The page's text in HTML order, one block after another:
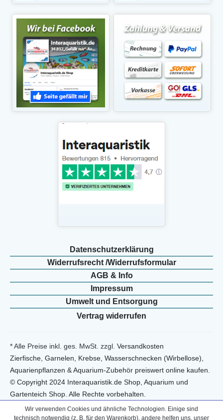
Daten­schutz­erklärung
Widerrufs­recht /Widerrufs­formular
AGB & Info
Impressum
Umwelt und Entsorgung
Vertrag widerrufen
* Alle Preise inkl. ges. MwSt. zzgl. Versandkosten
Zierfische, Garnelen, Krebse, Wasserschnecken (Wirbellose),
Aquarienpflanzen & Aquarium-Zubehör preiswert online kaufen.
© Copyright 2024 Interaquaristik.de Shop, Aquarium und
Gartenteich Shop. Alle Rechte vorbehalten.
Wir verwenden Cookies und ähnliche Technologien. Einige sind
technisch notwendig (z. B. für den Warenkorb), andere helfen uns, unser